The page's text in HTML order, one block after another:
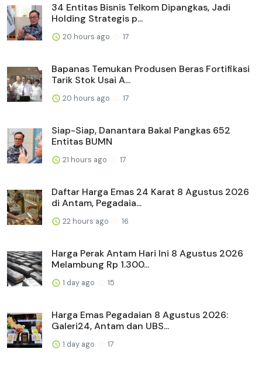
34 Entitas Bisnis Telkom Dipangkas, Jadi
Holding Strategis p...
20 hours ago 17
Bapanas Temukan Produsen Beras Fortifikasi
Tarik Stok Usai A...
20 hours ago 17
Siap-Siap, Danantara Bakal Pangkas 652
Entitas BUMN
21 hours ago 17
Daftar Harga Emas 24 Karat 8 Agustus 2026
di Antam, Pegadaia...
22 hours ago 16
Harga Perak Antam Hari Ini 8 Agustus 2026
Melambung Rp 1.300...
1 day ago 15
Harga Emas Pegadaian 8 Agustus 2026:
Galeri24, Antam dan UBS...
1 day ago 17